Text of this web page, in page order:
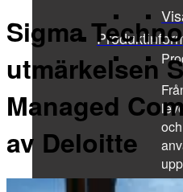
Sigma
utmärkelsen
Managed
av Deloitte